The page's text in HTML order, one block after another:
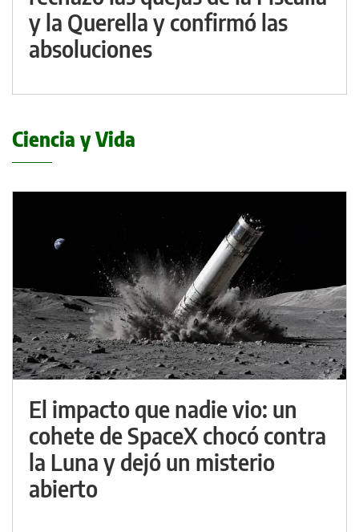
y la Querella y confirmó las
absoluciones
Ciencia y Vida
El impacto que nadie vio: un
cohete de SpaceX chocó contra
la Luna y dejó un misterio
abierto